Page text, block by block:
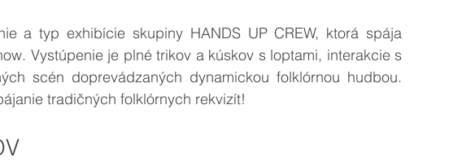
a typ exhibície skupiny HANDS UP CREW, ktorá spája
Vystúpenie je plné trikov a kúskov s loptami, interakcie s
scén doprevádzaných dynamickou folklórnou hudbou.
tradičných folklórnych rekvizít!